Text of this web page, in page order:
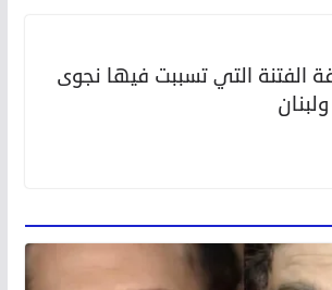
الفتنة التي تسببت فيها نجوى